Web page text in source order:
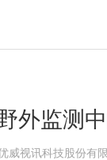
外监测
威视讯科技股份有